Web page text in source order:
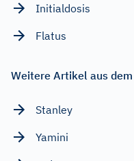
Initialdosis
Flatus
Weitere Artikel aus
Stanley
Yamini